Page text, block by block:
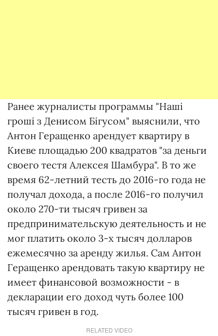
Ранее журналисты программы "Наші
гроші з Денисом Бігусом" выяснили, что
Антон Геращенко арендует квартиру в
Киеве площадью 200 квадратов "за деньги
своего тестя Алексея Шамбура". В то же
время 62-летний тесть до 2016-го года не
получал дохода, а после 2016-го получил
около 270-ти тысяч гривен за
предпринимательскую деятельность и не
мог платить около 3-х тысяч долларов
ежемесячно за аренду жилья. Сам Антон
Геращенко арендовать такую квартиру не
имеет финансовой возможности - в
декларации его доход чуть более 100
тысяч гривен в год.
RELATED VIDEO